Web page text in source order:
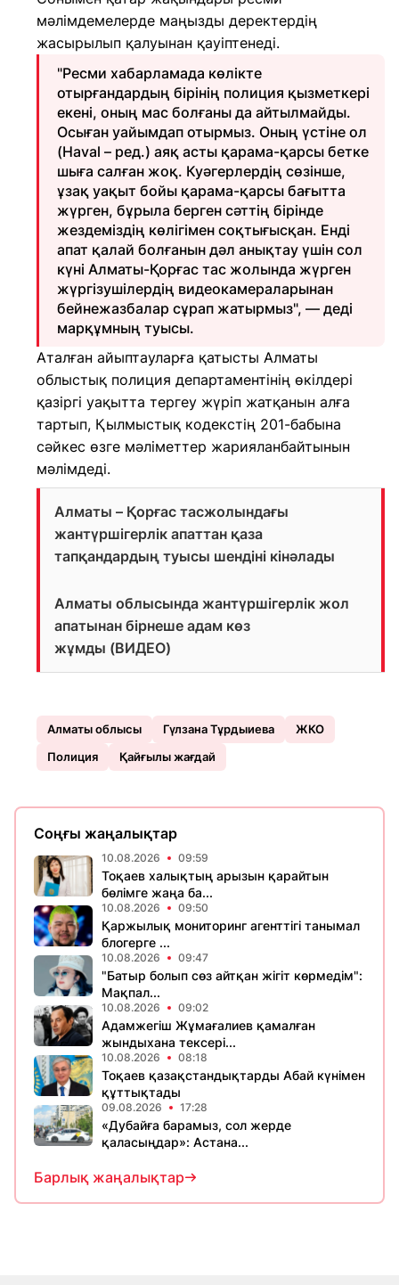
мәлімдемелерде маңызды деректердің
жасырылып қалуынан қауіптенеді.
"Ресми хабарламада көлікте
отырғандардың бірінің полиция қызметкері
екені, оның мас болғаны да айтылмайды.
Осыған уайымдап отырмыз. Оның үстіне ол
(Haval – ред.) аяқ асты қарама-қарсы бетке
шыға салған жоқ. Куәгерлердің сөзінше,
ұзақ уақыт бойы қарама-қарсы бағытта
жүрген, бұрыла берген сәттің бірінде
жездеміздің көлігімен соқтығысқан. Енді
апат қалай болғанын дәл анықтау үшін сол
күні Алматы-Қорғас тас жолында жүрген
жүргізушілердің видеокамераларынан
бейнежазбалар сұрап жатырмыз", — деді
марқұмның туысы.
Аталған айыптауларға қатысты Алматы
облыстық полиция департаментінің өкілдері
қазіргі уақытта тергеу жүріп жатқанын алға
тартып, Қылмыстық кодекстің 201-бабына
сәйкес өзге мәліметтер жарияланбайтынын
мәлімдеді.
Алматы – Қорғас тасжолындағы
жантүршігерлік апаттан қаза
тапқандардың туысы шендіні кінәлады
Алматы облысында жантүршігерлік жол
апатынан бірнеше адам көз
жұмды (ВИДЕО)
Алматы облысы Гүлзана Тұрдыиева
ЖКО
Полиция
Қайғылы жағдай
Соңғы жаңалықтар
10.08.2026 09:59
Тоқаев халықтың арызын қарайтын
бөлімге жаңа ба...
10.08.2026 09:50
Қаржылық мониторинг агенттігі танымал
блогерге ...
10.08.2026 09:47
"Батыр болып сөз айтқан жігіт көрмедім":
Мақпал...
10.08.2026 09:02
Адамжегіш Жұмағалиев қамалған
жындыхана тексері...
10.08.2026 08:18
Тоқаев қазақстандықтарды Абай күнімен
құттықтады
09.08.2026 17:28
«Дубайға барамыз, сол жерде
қаласыңдар»: Астана...
Барлық жаңалықтар